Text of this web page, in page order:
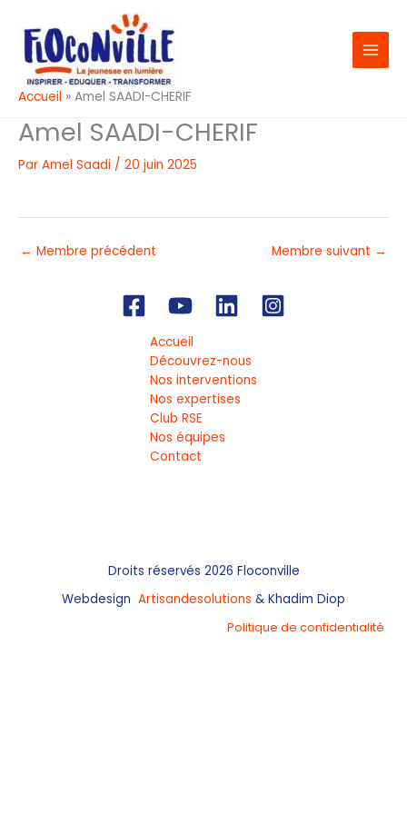
contenu
Accueil Amel SAADI-CHERIF
Amel SAADI-CHERIF
Par Amel Saadi / 20 juin 2025
← Membre précédent Membre suivant →
Accueil
Découvrez-nous
Nos interventions
Nos expertises
Club RSE
Nos équipes
Contact
Droits réservés 2026 Floconville
Webdesign Artisandesolutions & Khadim Diop
Politique de confidentialité